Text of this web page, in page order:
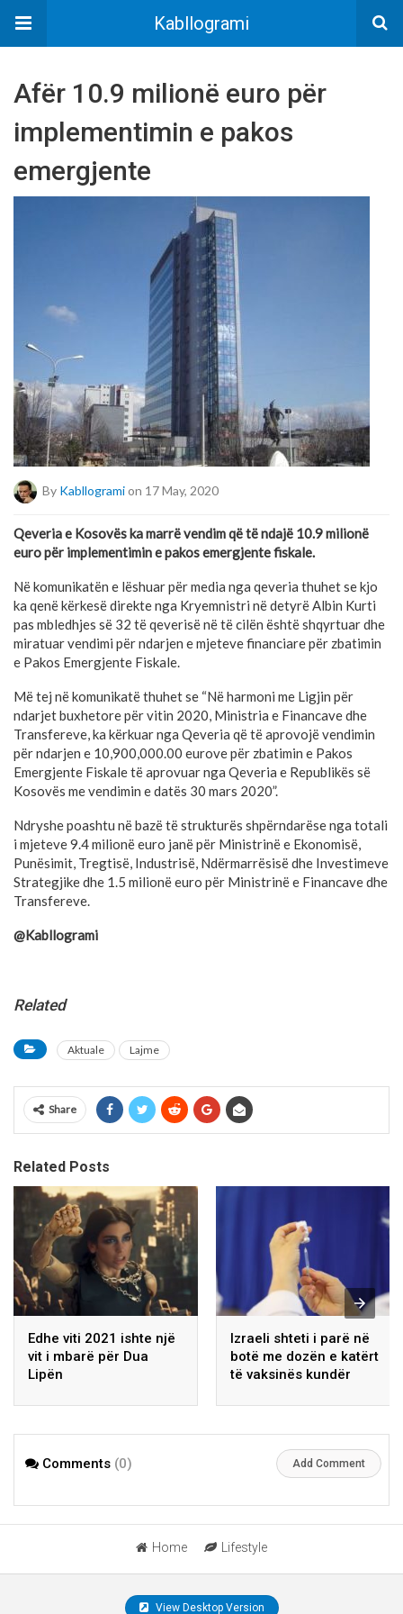
Kabllogrami
Afër 10.9 milionë euro për
implementimin e pakos
emergjente
By Kabllogramion 17 May, 2020
Qeveria e Kosovës ka marrë vendim që të ndajë 10.9 milionë
euro për implementimin e pakos emergjente fiskale.
Në komunikatën e lëshuar për media nga qeveria thuhet se kjo
ka qenë kërkesë direkte nga Kryemnistri në detyrë Albin Kurti
pas mbledhjes së 32 të qeverisë në të cilën është shqyrtuar dhe
miratuar vendimi për ndarjen e mjeteve financiare për zbatimin
e Pakos Emergjente Fiskale.
Më tej në komunikatë thuhet se “Në harmoni me Ligjin për
ndarjet buxhetore për vitin 2020, Ministria e Financave dhe
Transfereve, ka kërkuar nga Qeveria që të aprovojë vendimin
për ndarjen e 10,900,000.00 eurove për zbatimin e Pakos
Emergjente Fiskale të aprovuar nga Qeveria e Republikës së
Kosovës me vendimin e datës 30 mars 2020”.
Ndryshe poashtu në bazë të strukturës shpërndarëse nga totali
i mjeteve 9.4 milionë euro janë për Ministrinë e Ekonomisë,
Punësimit, Tregtisë, Industrisë, Ndërmarrësisë dhe Investimeve
Strategjike dhe 1.5 milionë euro për Ministrinë e Financave dhe
Transfereve.
@Kabllogrami
Related
Aktuale Lajme
Share
Related Posts
Edhe viti 2021 ishte një
vit i mbarë për Dua
Lipën
Izraeli shteti i parë në
botë me dozën e katërt
të vaksinës kundër
Comments (0) Add Comment
Home Lifestyle
View Desktop Version